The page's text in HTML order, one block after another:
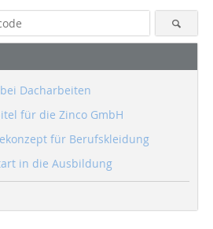
Dacharbeiten
für die Zinco GmbH
für Berufskleidung
in die Ausbildung